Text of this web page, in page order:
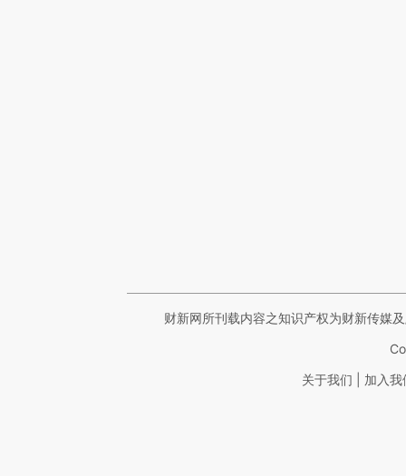
财新网所刊载内容之知识产权为财新传媒
关于我们 加入我